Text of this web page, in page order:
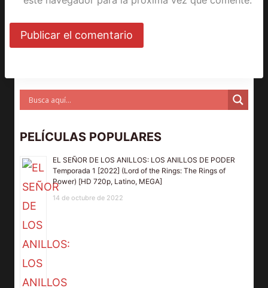
PELÍCULAS POPULARES
EL SEÑOR DE LOS ANILLOS: LOS ANILLOS DE PODER
Temporada 1 [2022] (Lord of the Rings: The Rings of
Power) [HD 720p, Latino, MEGA]
14 de octubre de 2022